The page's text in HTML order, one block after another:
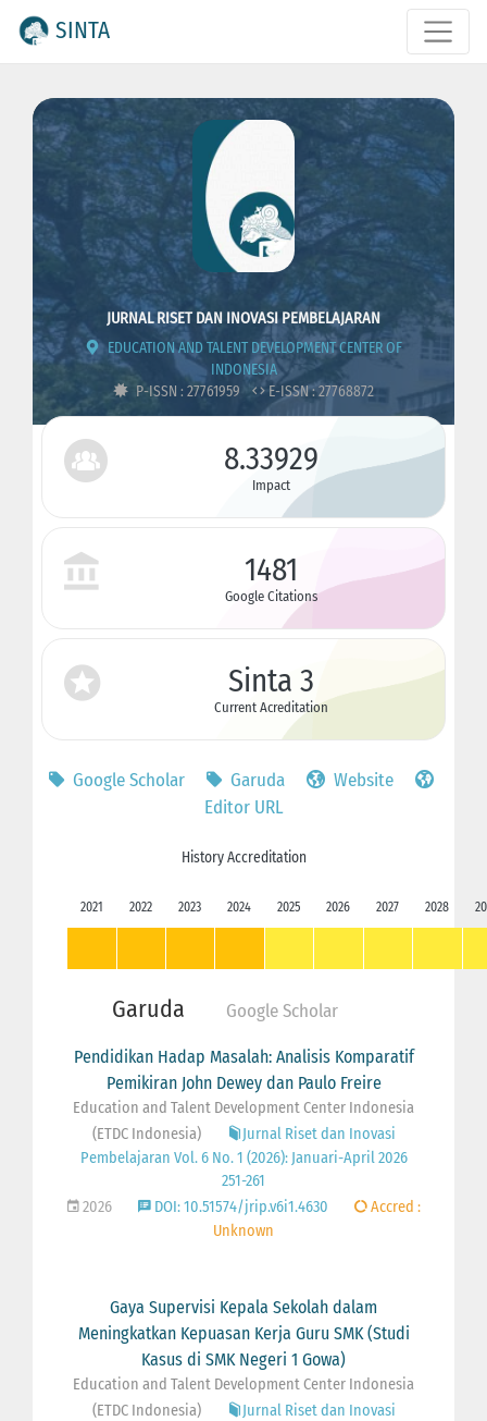
SINTA
JURNAL RISET DAN INOVASI PEMBELAJARAN
EDUCATION AND TALENT DEVELOPMENT CENTER OF
INDONESIA
P-ISSN : 27761959
E-ISSN : 27768872
8.33929
Impact
1481
Google Citations
Sinta 3
Current Acreditation
Google Scholar Garuda
Website
Editor URL
History Accreditation
2021 2022 2023 2024 2025 2026 2027 2028
Garuda Google Scholar
Pendidikan Hadap Masalah: Analisis Komparatif
Pemikiran John Dewey dan Paulo Freire
Education and Talent Development Center Indonesia
(ETDC Indonesia)
Jurnal Riset dan Inovasi
Pembelajaran Vol. 6 No. 1 (2026): Januari-April 2026
251-261
2026
DOI: 10.51574/jrip.v6i1.4630
Accred :
Unknown
Gaya Supervisi Kepala Sekolah dalam
Meningkatkan Kepuasan Kerja Guru SMK (Studi
Kasus di SMK Negeri 1 Gowa)
Education and Talent Development Center Indonesia
(ETDC Indonesia)
Jurnal Riset dan Inovasi